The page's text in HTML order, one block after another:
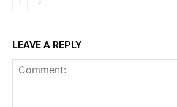
LEAVE A REPLY